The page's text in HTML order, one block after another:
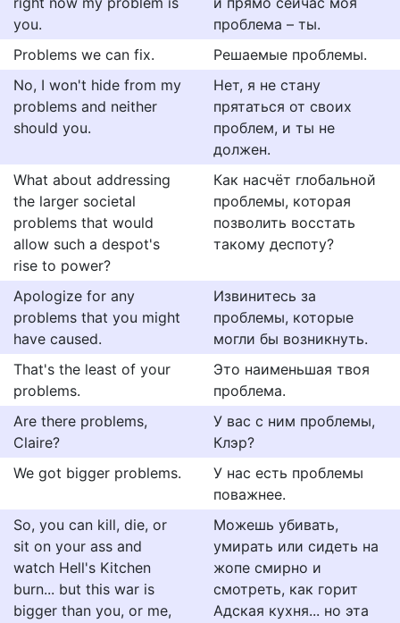
you.
проблема – ты.
Problems we can fix.
Решаемые проблемы.
No, I won't hide from my
problems and neither
should you.
Нет, я не стану
прятаться от своих
проблем, и ты не
должен.
What about addressing
the larger societal
problems that would
allow such a despot's
rise to power?
Как насчёт глобальной
проблемы, которая
позволить восстать
такому деспоту?
Apologize for any
problems that you might
have caused.
Извинитесь за
проблемы, которые
могли бы возникнуть.
That's the least of your
problems.
Это наименьшая твоя
проблема.
Are there problems,
Claire?
У вас с ним проблемы,
Клэр?
We got bigger problems.
У нас есть проблемы
поважнее.
So, you can kill, die, or
sit on your ass and
watch Hell's Kitchen
burn... but this war is
bigger than you, or me,
Можешь убивать,
умирать или сидеть на
жопе смирно и
смотреть, как горит
Адская кухня... но эта